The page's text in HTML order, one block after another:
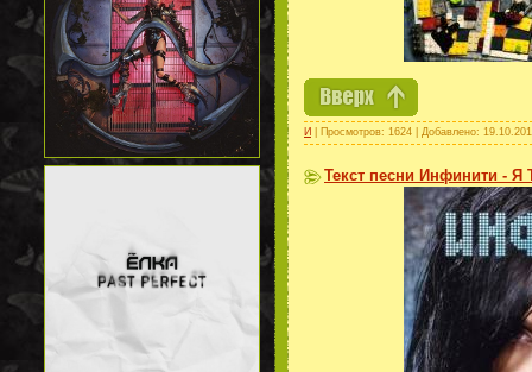
И | Просмотров: 1624 | Добавлено:
Текст песни Инфинити - Я